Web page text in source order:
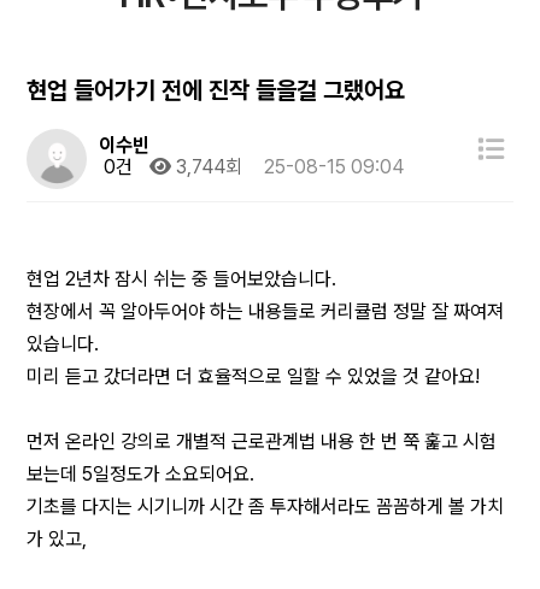
현업 들어가기 전에 진작 들을걸 그랬어요
이수빈
0건
3,744회 25-08-15 09:04
현업 2년차 잠시 쉬는 중 들어보았습니다.
현장에서 꼭 알아두어야 하는 내용들로 커리큘럼 정말 잘 짜여져
있습니다.
미리 듣고 갔더라면 더 효율적으로 일할 수 있었을 것 같아요!
먼저 온라인 강의로 개별적 근로관계법 내용 한 번 쭉 훑고 시험
보는데 5일정도가 소요되어요.
기초를 다지는 시기니까 시간 좀 투자해서라도 꼼꼼하게 볼 가치
가 있고,